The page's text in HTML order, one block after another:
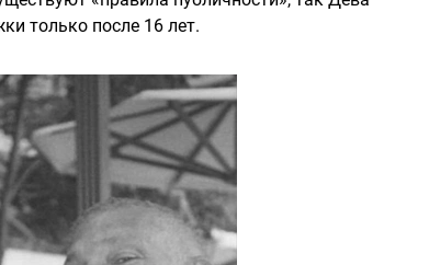
только после 16 лет.